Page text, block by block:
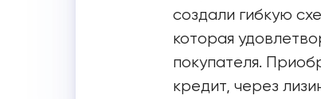
создали гибкую
которая
покупателя.
кредит, через